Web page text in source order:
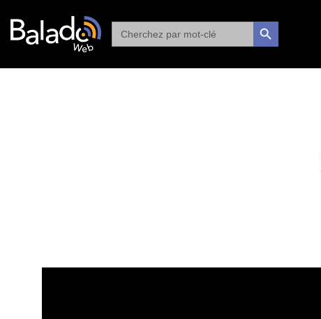
Search
for:
SEARCH BUTTON